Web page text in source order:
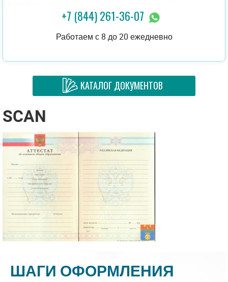
+7 (844) 261-36-07
Работаем с 8 до 20 ежедневно
КАТАЛОГ ДОКУМЕНТОВ
SCAN
ШАГИ ОФОРМЛЕНИЯ